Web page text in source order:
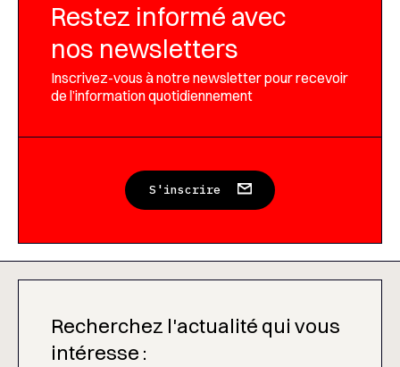
Restez informé avec
nos newsletters
Inscrivez-vous à notre newsletter pour recevoir
de l’information quotidiennement
S'inscrire
Recherchez l'actualité qui vous
intéresse :